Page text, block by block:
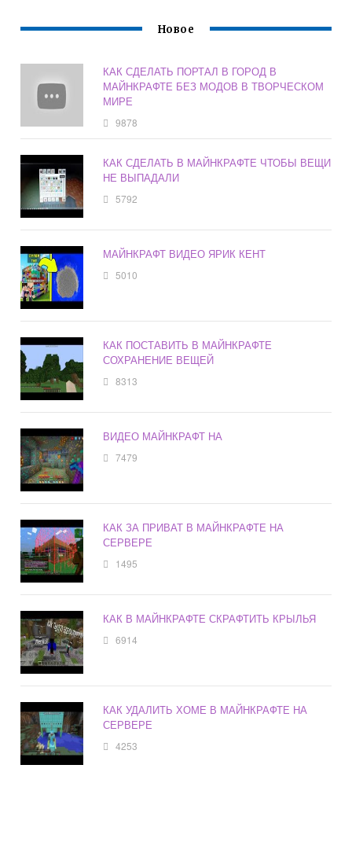
Новое
КАК СДЕЛАТЬ ПОРТАЛ В ГОРОД В
МАЙНКРАФТЕ БЕЗ МОДОВ В ТВОРЧЕСКОМ
МИРЕ
9878
КАК СДЕЛАТЬ В МАЙНКРАФТЕ ЧТОБЫ ВЕЩИ
НЕ ВЫПАДАЛИ
5792
МАЙНКРАФТ ВИДЕО ЯРИК КЕНТ
5010
КАК ПОСТАВИТЬ В МАЙНКРАФТЕ
СОХРАНЕНИЕ ВЕЩЕЙ
8313
ВИДЕО МАЙНКРАФТ НА
7479
КАК ЗА ПРИВАТ В МАЙНКРАФТЕ НА
СЕРВЕРЕ
1495
КАК В МАЙНКРАФТЕ СКРАФТИТЬ КРЫЛЬЯ
6914
КАК УДАЛИТЬ ХОМЕ В МАЙНКРАФТЕ НА
СЕРВЕРЕ
4253